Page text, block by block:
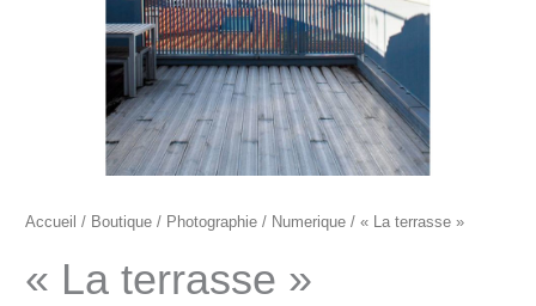
Accueil / Boutique / Photographie / Numerique / « La terrasse »
« La terrasse »